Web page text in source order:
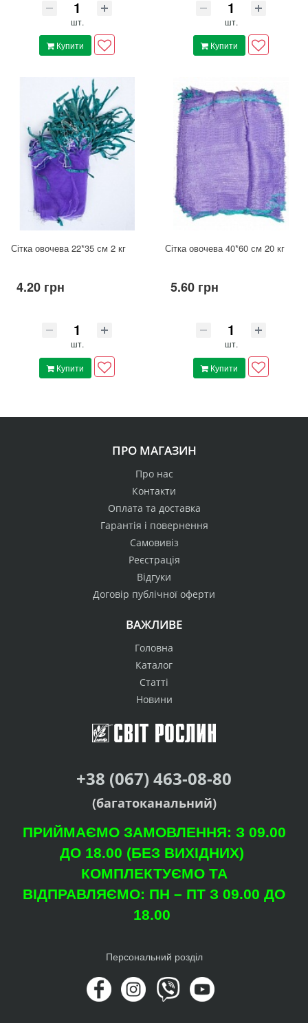
шт.
Купити
шт.
Купити
Сітка овочева 22*35 см 2 кг
4.20 грн
шт.
Купити
Сітка овочева 40*60 см 20 кг
5.60 грн
шт.
Купити
ПРО МАГАЗИН
Про нас
Контакти
Оплата та доставка
Гарантія і повернення
Самовивіз
Реєстрація
Відгуки
Договір публічної оферти
ВАЖЛИВЕ
Головна
Каталог
Статті
Новини
+38 (067) 463-08-80
(багатоканальний)
ПРИЙМАЄМО ЗАМОВЛЕННЯ: З 09.00
ДО 18.00 (БЕЗ ВИХІДНИХ)
КОМПЛЕКТУЄМО ТА
ВІДПРАВЛЯЄМО: ПН – ПТ З 09.00 ДО
18.00
Персональний розділ